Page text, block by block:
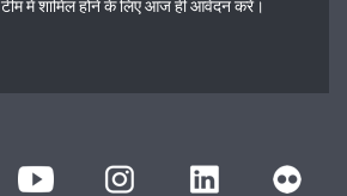
टीम में शामिल होने के लिए आज ही आवेदन करें।